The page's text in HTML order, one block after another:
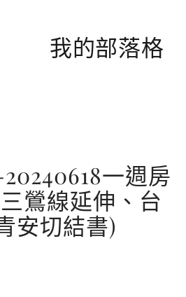
我的部落格
一週房
鶯線延伸、台
安切結書)